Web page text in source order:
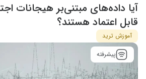
آیا داده‌های مبتنی‌بر هیجانات
قابل اعتماد هستند؟
آموزش ترید
پیشرفته